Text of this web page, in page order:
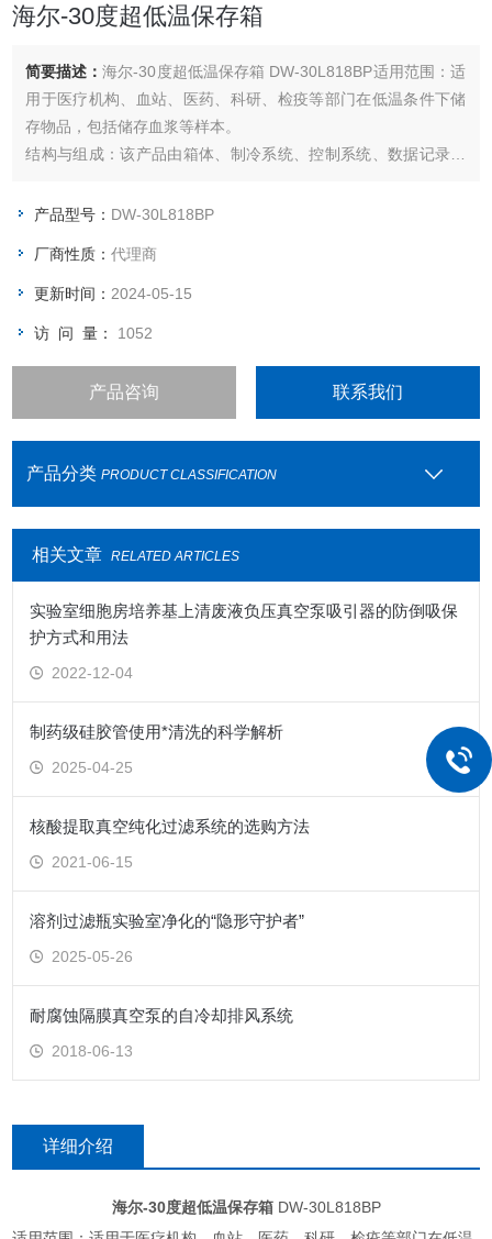
海尔-30度超低温保存箱
简要描述：海尔-30度超低温保存箱 DW-30L818BP适用范围：适
用于医疗机构、血站、医药、科研、检疫等部门在低温条件下储
存物品，包括储存血浆等样本。
结构与组成：该产品由箱体、制冷系统、控制系统、数据记录系
仅用于提供 -10℃～ -30℃（DW-30L 系列）/-20℃～ -40℃
产品型号： DW-30L818BP
厂商性质：代理商
更新时间： 2024-05-15
访 问 量： 1052
产品咨询 联系我们
产品分类 PRODUCT CLASSIFICATION
相关文章 RELATED ARTICLES
实验室细胞房培养基上清废液负压真空泵吸引器的防倒吸保
护方式和用法
2022-12-04
制药级硅胶管使用*清洗的科学解析
2025-04-25
核酸提取真空纯化过滤系统的选购方法
2021-06-15
溶剂过滤瓶实验室净化的“隐形守护者”
2025-05-26
耐腐蚀隔膜真空泵的自冷却排风系统
2018-06-13
详细介绍
海尔-30度超低温保存箱DW-30L818BP